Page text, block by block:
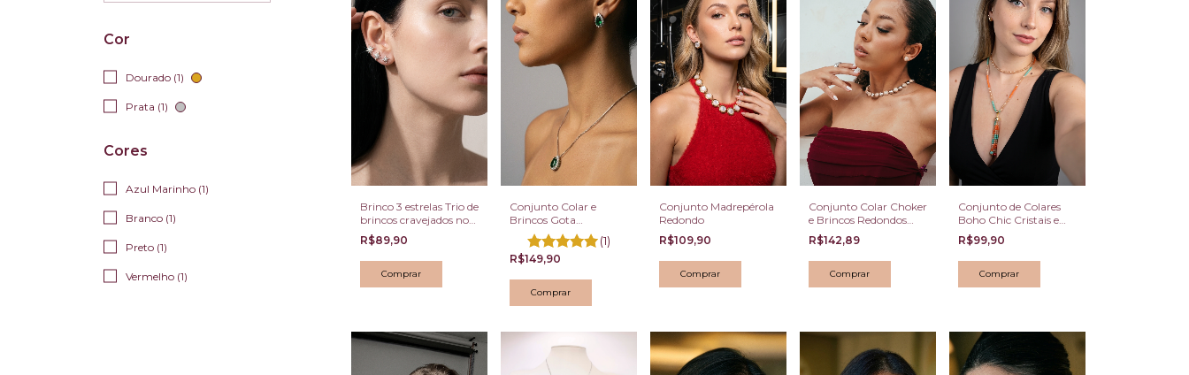
Cor
Dourado (1)
Prata (1)
Cores
Azul Marinho (1)
Branco (1)
Preto (1)
Vermelho (1)
Brinco 3 estrelas Trio de
brincos cravejados no
dourado e no prateado
R$89,90
Comprar
Conjunto Colar e
Brincos Gota
Cravejado Verde
Esmeralda
(1)
R$149,90
Conjunto Madrepérola
Redondo
R$109,90
Conjunto Colar Choker
e Brincos Redondos
Pavê Bicolor Dourado
e Ródio
R$142,89
Conjunto de Colares
Boho Chic Cristais e
Tassel de Contas
R$99,90